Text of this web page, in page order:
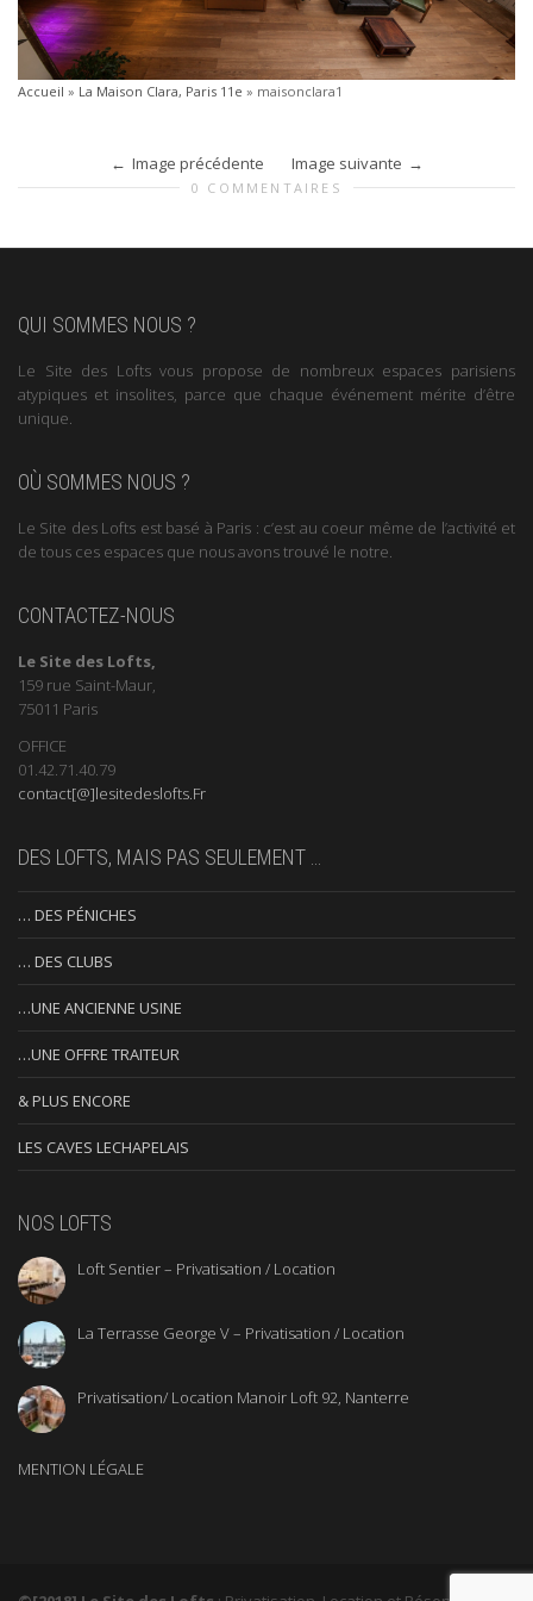
Accueil » La Maison Clara, Paris 11e » maisonclara1
Image précédente Image suivante
0 COMMENTAIRES
QUI SOMMES NOUS ?
Le Site des Lofts vous propose de nombreux espaces parisiens
atypiques et insolites, parce que chaque événement mérite d’être
unique.
OÙ SOMMES NOUS ?
Le Site des Lofts est basé à Paris : c’est au coeur même de l’activité et
de tous ces espaces que nous avons trouvé le notre.
CONTACTEZ-NOUS
Le Site des Lofts,
159 rue Saint-Maur,
75011 Paris
OFFICE
01.42.71.40.79
contact[@]lesitedeslofts.Fr
DES LOFTS, MAIS PAS SEULEMENT …
… DES PÉNICHES
… DES CLUBS
…UNE ANCIENNE USINE
…UNE OFFRE TRAITEUR
& PLUS ENCORE
LES CAVES LECHAPELAIS
NOS LOFTS
Loft Sentier – Privatisation / Location
La Terrasse George V – Privatisation / Location
Privatisation/ Location Manoir Loft 92, Nanterre
MENTION LÉGALE